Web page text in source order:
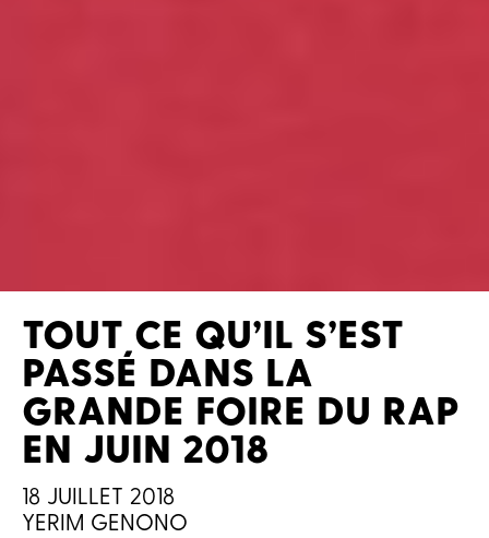
TOUT CE QU’IL S’EST
PASSÉ DANS LA
GRANDE FOIRE DU RAP
EN JUIN 2018
18 JUILLET 2018
YERIM GENONO